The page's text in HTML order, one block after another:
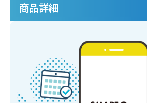
商品詳細